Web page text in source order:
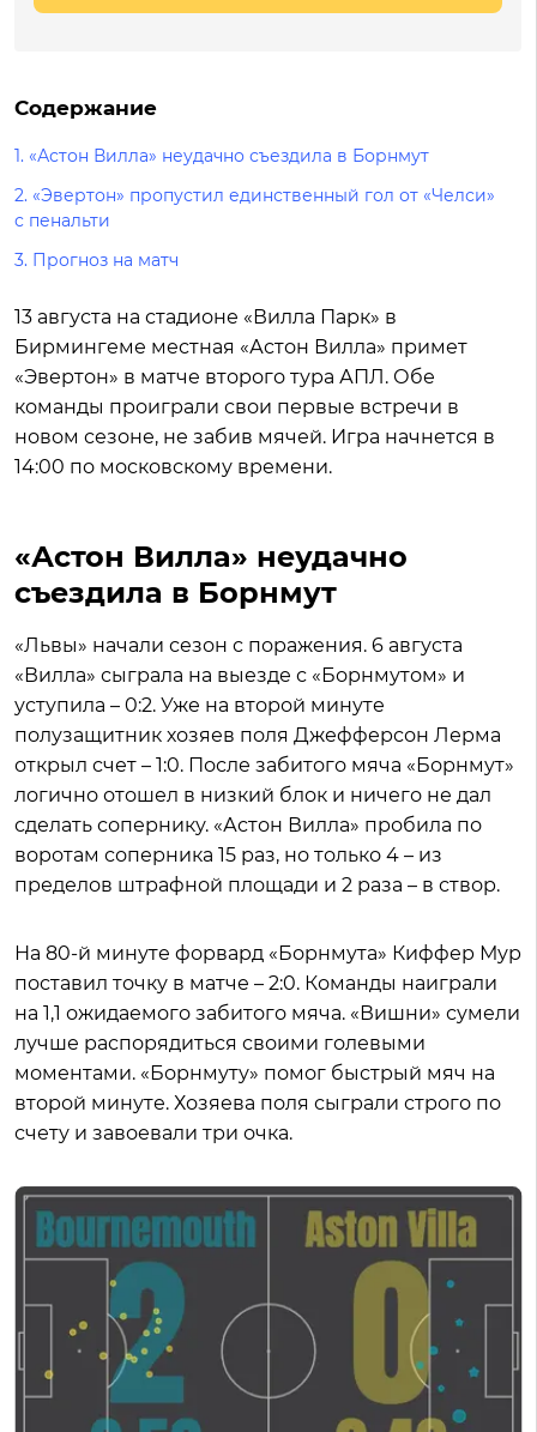
Содержание
1. «Астон Вилла» неудачно съездила в Борнмут
2. «Эвертон» пропустил единственный гол от «Челси»
с пенальти
3. Прогноз на матч
13 августа на стадионе «Вилла Парк» в
Бирмингеме местная «Астон Вилла» примет
«Эвертон» в матче второго тура АПЛ. Обе
команды проиграли свои первые встречи в
новом сезоне, не забив мячей. Игра начнется в
14:00 по московскому времени.
«Астон Вилла» неудачно
съездила в Борнмут
«Львы» начали сезон с поражения. 6 августа
«Вилла» сыграла на выезде с «Борнмутом» и
уступила – 0:2. Уже на второй минуте
полузащитник хозяев поля Джефферсон Лерма
открыл счет – 1:0. После забитого мяча «Борнмут»
логично отошел в низкий блок и ничего не дал
сделать сопернику. «Астон Вилла» пробила по
воротам соперника 15 раз, но только 4 – из
пределов штрафной площади и 2 раза – в створ.
На 80-й минуте форвард «Борнмута» Киффер Мур
поставил точку в матче – 2:0. Команды наиграли
на 1,1 ожидаемого забитого мяча. «Вишни» сумели
лучше распорядиться своими голевыми
моментами. «Борнмуту» помог быстрый мяч на
второй минуте. Хозяева поля сыграли строго по
счету и завоевали три очка.